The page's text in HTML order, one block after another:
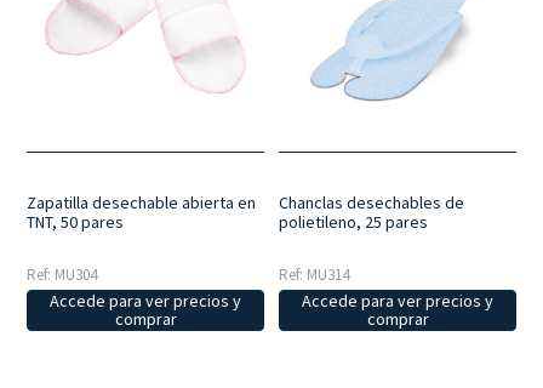
Zapatilla desechable abierta en
TNT, 50 pares
Ref: MU304
Accede para ver precios y
comprar
Chanclas desechables de
polietileno, 25 pares
Ref: MU314
Accede para ver precios y
comprar